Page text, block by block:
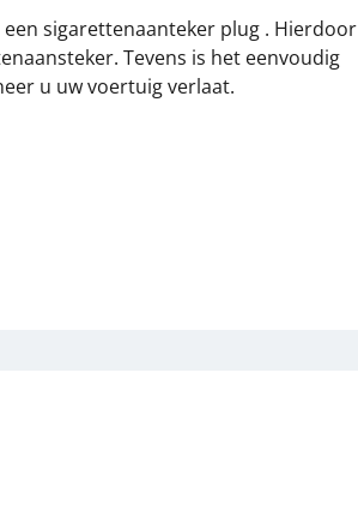
sigarettenaanteker plug . Hierdoor
Tevens is het eenvoudig
u uw voertuig verlaat.